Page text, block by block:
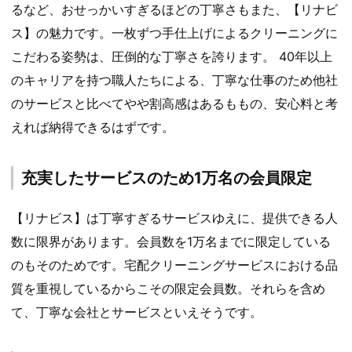
るなど、おせっかいすぎるほどの丁寧さもまた、【リナビ
ス】の魅力です。一枚ずつ手仕上げによるクリーニングに
こだわる姿勢は、圧倒的な丁寧さを誇ります。 40年以上
のキャリアを持つ職人たちによる、丁寧な仕事のため他社
のサービスと比べてやや割高感はあるももの、安心料と考
えれば納得できるはずです。
充実したサービスのため1万名の会員限定
【リナビス】は丁寧すぎるサービスゆえに、提供できる人
数に限界があります。会員数を1万名までに限定している
のもそのためです。宅配クリーニングサービスにおける品
質を重視しているからこその限定会員数。それらを含め
て、丁寧な会社とサービスといえそうです。